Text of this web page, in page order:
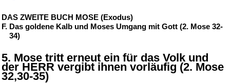
DAS ZWEITE BUCH MOSE (Exodus)
F. Das goldene Kalb und Moses Umgang mit Gott (2. Mose 32-
34)
5. Mose tritt erneut ein für das Volk und
der HERR vergibt ihnen vorläufig (2. Mose
32,30-35)